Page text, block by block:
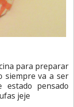
para preparar
siempre va a ser
pensado
jeje